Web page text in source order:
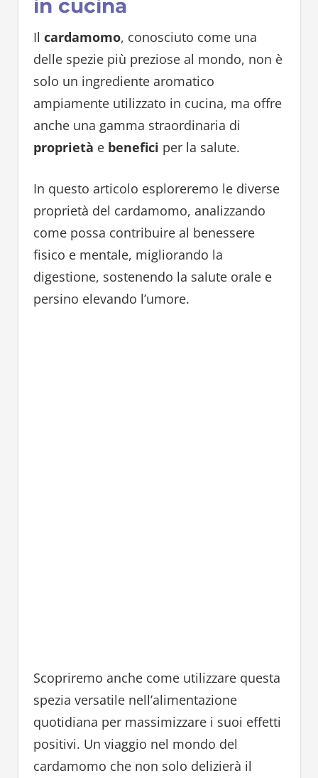
in cucina
Il cardamomo, conosciuto come una
delle spezie più preziose al mondo, non è
solo un ingrediente aromatico
ampiamente utilizzato in cucina, ma offre
anche una gamma straordinaria di
proprietà e benefici per la salute.
In questo articolo esploreremo le diverse
proprietà del cardamomo, analizzando
come possa contribuire al benessere
fisico e mentale, migliorando la
digestione, sostenendo la salute orale e
persino elevando l’umore.
Scopriremo anche come utilizzare questa
spezia versatile nell’alimentazione
quotidiana per massimizzare i suoi effetti
positivi. Un viaggio nel mondo del
cardamomo che non solo delizierà il